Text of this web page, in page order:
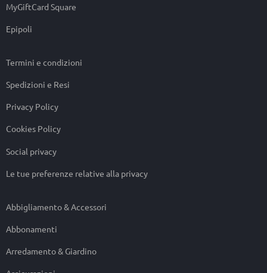
MyGiftCard Square
Epipoli
Termini e condizioni
Spedizioni e Resi
Privacy Policy
Cookies Policy
Social privacy
Le tue preferenze relative alla privacy
Abbigliamento & Accessori
Abbonamenti
Arredamento & Giardino